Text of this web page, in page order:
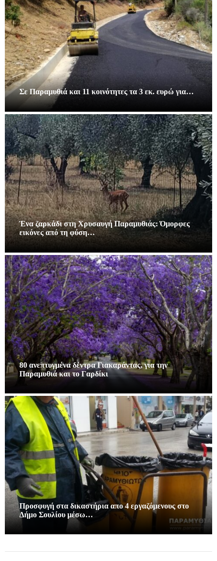
Σε Παραμυθιά και 11 κοινότητες τα 3 εκ. ευρώ για…
Ένα ζαρκάδι στη Χρυσαυγή Παραμυθιάς: Όμορφες
εικόνες από τη φύση…
80 ανεπτυγμένα δέντρα Γιακαράντας, για την
Παραμυθιά και το Γαρδίκι
Προσφυγή στα δικαστήρια απο 4 εργαζόμενους στο
Δήμο Σουλίου μέσω…